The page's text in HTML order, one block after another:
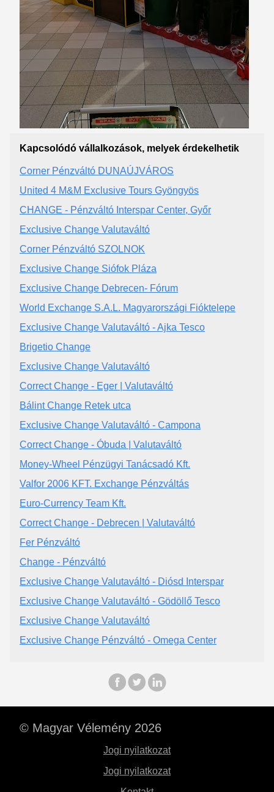
Kapcsolódó vállalkozások, melyek érdekelhetik
Corner Pénzváltó DUNAÚJVÁROS
United 4 M&M Exclusive Tours Gyöngyös
CHANGE - Pénzváltó Interspar Center, Győr
Exclusive Change Valutaváltó
Corner Pénzváltó SZOLNOK
Exclusive Change Siófok Pláza
Exclusive Change Debrecen- Fórum
World Exchange S.A.L. Magyarországi Fióktelepe
Exclusive Change Valutaváltó - Ajka Tesco
Brigetio Change
Exclusive Change Valutaváltó
Correct Change - Eger | Valutaváltó
Bálint Change Retek utca
Exclusive Change Valutaváltó - Campona
Correct Change - Óbuda | Valutaváltó
Money-Wheel Pénzügyi Tanácsadó Kft.
Valfor 2006 KFT. Exchange Pénzváltás
Euro-Currency Team Kft.
Correct Change - Debrecen | Valutaváltó
Fer Pénzváltó
Change - Pénzváltó
Exclusive Change Valutaváltó - Diósd Interspar
Exclusive Change Valutaváltó - Gödöllő Tesco
Exclusive Change Valutaváltó
Exclusive Change Pénzváltó - Omega Center
© Magyar Vélemény 2026
Jogi nyilatkozat
Jogi nyilatkozat